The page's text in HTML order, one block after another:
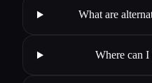
What are
Where can I